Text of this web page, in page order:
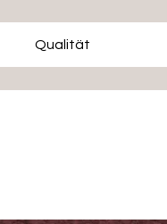
Qualität